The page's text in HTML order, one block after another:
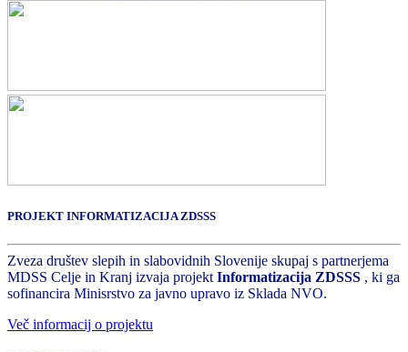
PROJEKT INFORMATIZACIJA ZDSSS
Zveza društev slepih in slabovidnih Slovenije skupaj s partnerjema
MDSS Celje in Kranj izvaja projekt Informatizacija ZDSSS , ki ga
sofinancira Minisrstvo za javno upravo iz Sklada NVO.
Več informacij o projektu